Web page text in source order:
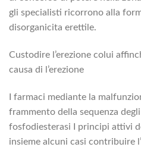
gli specialisti ricorrono alla
disorganicita erettile.
Custodire l’erezione colui
causa di l’erezione
I farmaci mediante la
frammento della sequenza
fosfodiesterasi I principi attivi
insieme alcuni casi contribuire